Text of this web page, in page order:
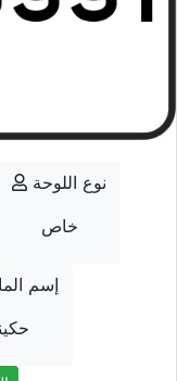
نوع اللوحة
خاص
إسم